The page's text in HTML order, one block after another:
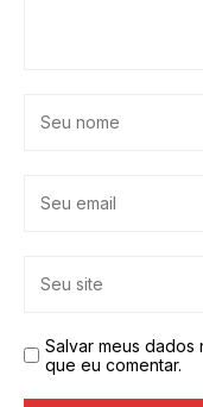
Salvar meus
que eu comentar.